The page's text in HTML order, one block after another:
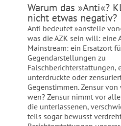
Warum das »Anti«?
nicht etwas negativ?
Anti bedeutet »anstelle
was die AZK sein will: eine
Mainstream: ein Ersatzort
Gegendarstellungen zu
Falschberichterstattungen,
unterdrückte oder
Gegenstimmen. Zensur von
wen? Zensur nimmt vor
die unterlassenen,
teils sogar bewusst